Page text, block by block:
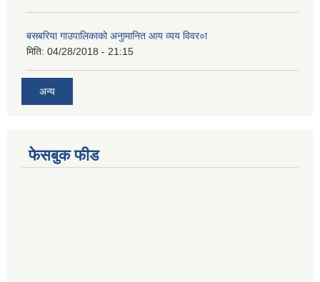
बसबरिया गाउपालिकाको अनुामानित आय व्यय विवर०ा
मिति: 04/28/2018 - 21:15
अन्य
फेसबुक फीड